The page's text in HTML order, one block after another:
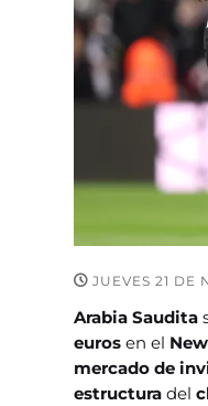
JUEVES 21 DE
Arabia Saudita
eurosen el
mercado de
estructuradel